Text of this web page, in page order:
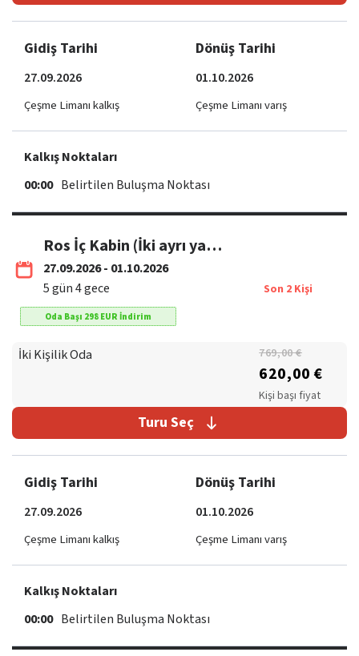
Gidiş Tarihi
27.09.2026
Çeşme Limanı kalkış
Dönüş Tarihi
01.10.2026
Çeşme Limanı varış
Kalkış Noktaları
00:00 Belirtilen Buluşma Noktası
Ros İç Kabin (İki ayrı yataklıdır.)
27.09.2026 - 01.10.2026
5gün4gece Son 2 Kişi
Oda Başı 298 EUR İndirim
İki Kişilik Oda 769,00 €
620,00 €
Kişi başı fiyat
Turu Seç
Gidiş Tarihi
27.09.2026
Çeşme Limanı kalkış
Dönüş Tarihi
01.10.2026
Çeşme Limanı varış
Kalkış Noktaları
00:00 Belirtilen Buluşma Noktası